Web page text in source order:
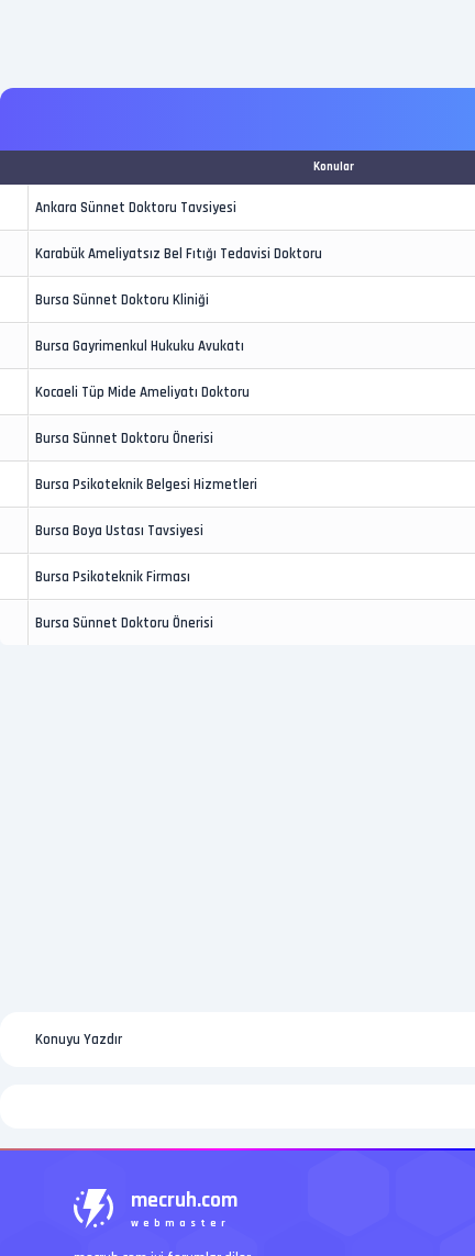
Konular
Ankara Sünnet Doktoru Tavsiyesi
Karabük Ameliyatsız Bel Fıtığı Tedavisi Doktoru
Bursa Sünnet Doktoru Kliniği
Bursa Gayrimenkul Hukuku Avukatı
Kocaeli Tüp Mide Ameliyatı Doktoru
Bursa Sünnet Doktoru Önerisi
Bursa Psikoteknik Belgesi Hizmetleri
Bursa Boya Ustası Tavsiyesi
Bursa Psikoteknik Firması
Bursa Sünnet Doktoru Önerisi
Konuyu Yazdır
mecruh.com
webmaster